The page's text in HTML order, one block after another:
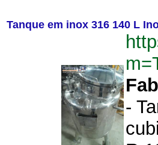
Tanque em inox 316 140 L
-